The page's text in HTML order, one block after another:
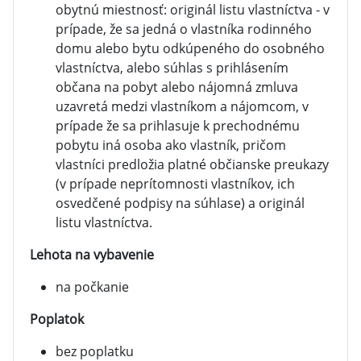
obytnú miestnosť: originál listu vlastníctva - v
prípade, že sa jedná o vlastníka rodinného
domu alebo bytu odkúpeného do osobného
vlastníctva, alebo súhlas s prihlásením
občana na pobyt alebo nájomná zmluva
uzavretá medzi vlastníkom a nájomcom, v
prípade že sa prihlasuje k prechodnému
pobytu iná osoba ako vlastník, pričom
vlastníci predložia platné občianske preukazy
(v prípade neprítomnosti vlastníkov, ich
osvedčené podpisy na súhlase) a originál
listu vlastníctva.
Lehota na vybavenie
na počkanie
Poplatok
bez poplatku